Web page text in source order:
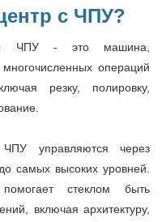
с ЧПУ?
с ЧПУ - это машина,
операций
резку, полировку,
управляются через
самых высоких уровней.
стеклом быть
включая архитектуру,